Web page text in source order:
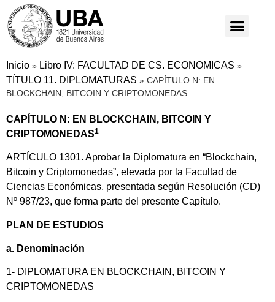
Inicio » Libro IV: FACULTAD DE CS. ECONOMICAS »
TÍTULO 11. DIPLOMATURAS » CAPÍTULO N: EN
BLOCKCHAIN, BITCOIN Y CRIPTOMONEDAS
CAPÍTULO N: EN BLOCKCHAIN, BITCOIN Y
CRIPTOMONEDAS1
ARTÍCULO 1301. Aprobar la Diplomatura en “Blockchain,
Bitcoin y Criptomonedas”, elevada por la Facultad de
Ciencias Económicas, presentada según Resolución (CD)
Nº 987/23, que forma parte del presente Capítulo.
PLAN DE ESTUDIOS
a. Denominación
1- DIPLOMATURA EN BLOCKCHAIN, BITCOIN Y
CRIPTOMONEDAS